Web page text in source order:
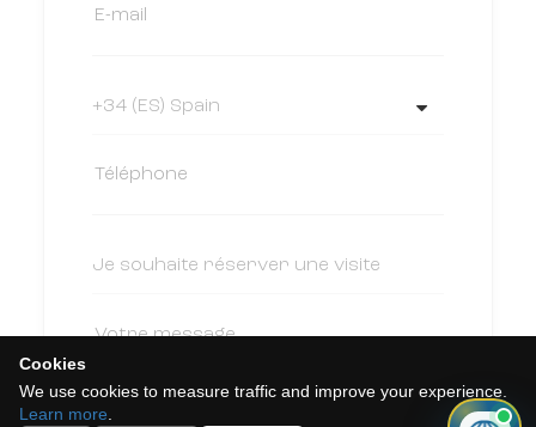
Cookies
We use cookies to measure traffic and improve your experience.
Learn more